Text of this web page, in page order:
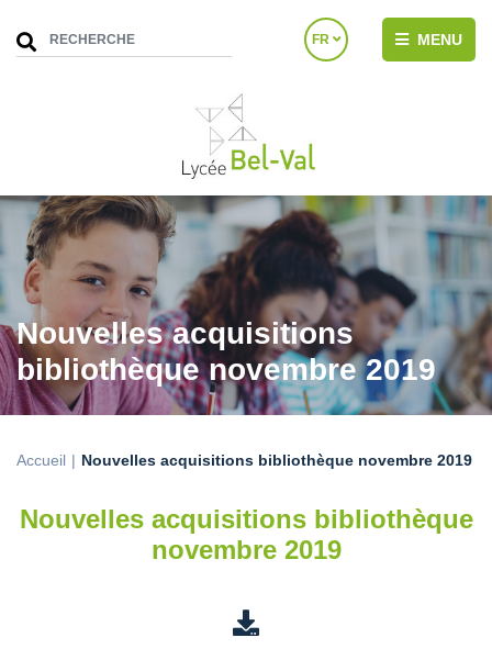
FR MENU
Nouvelles acquisitions
bibliothèque novembre 2019
Accueil Nouvelles acquisitions bibliothèque novembre 2019
Nouvelles acquisitions bibliothèque
novembre 2019